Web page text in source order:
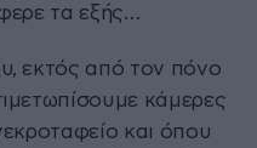
τα εξής…
εκτός από τον πόνο
κάμερες
και όπου